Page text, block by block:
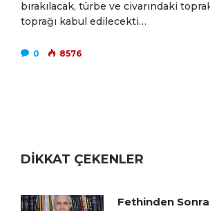
bırakılacak, türbe ve civarındaki
toprağı kabul edilecekti…
0 8576
DİKKAT ÇEKENLER
Fethinden